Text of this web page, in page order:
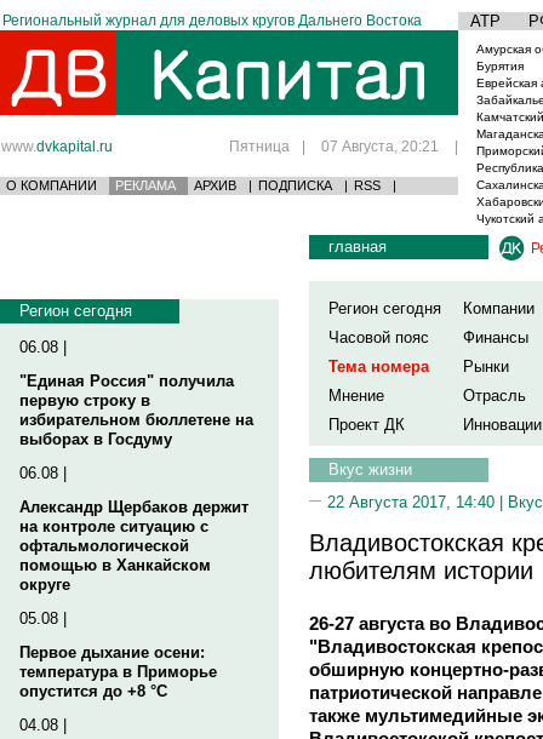
Региональный журнал для деловых кругов Дальнего Востока АТР
www.dvkapital.ru Пятница | 07 Августа, 20:21 |
О КОМПАНИИ РЕКЛАМА АРХИВ | ПОДПИСКА | RSS |
Амурская
Бурятия
Еврейская
Чукотский
Регион сегодня
06.08 |
"Единая Россия" получила
первую строку в
избирательном бюллетене на
выборах в Госдуму
06.08 |
Александр Щербаков держит
на контроле ситуацию с
офтальмологической
помощью в Ханкайском
округе
05.08 |
Первое дыхание осени:
температура в Приморье
опустится до +8 °C
04.08 |
главная
Регион сегодня
Компании
Часовой пояс
Финансы
Тема номера
Рынки
Мнение
Отрасль
Проект ДК
Инновации
Вкус жизни
22 Августа 2017, 14:40 |
Владивостокская
любителям истории
26-27 августа во
"Владивостокская
обширную концертно-
патриотической
также мультимедийные